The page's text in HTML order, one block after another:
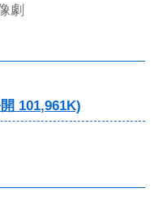
劇
101,961K)